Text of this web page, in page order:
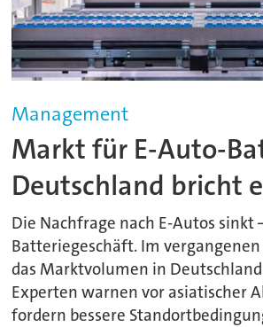
Management
Markt für E-Auto-
Deutschland bricht
Die Nachfrage nach E-Autos sinkt
Batteriegeschäft. Im
das Marktvolumen in
Experten warnen vor asiatischer
fordern bessere